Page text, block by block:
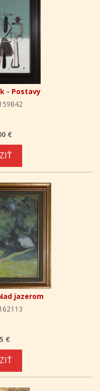
- Postavy
€
jazerom
€